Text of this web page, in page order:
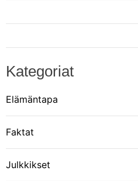
Kategoriat
Elämäntapa
Faktat
Julkkikset